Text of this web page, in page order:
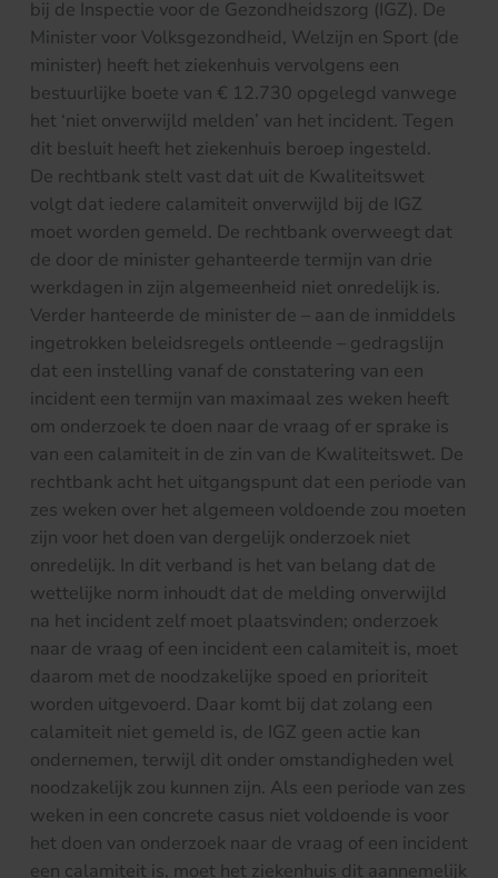
bij de Inspectie voor de Gezondheidszorg (IGZ). De
Minister voor Volksgezondheid, Welzijn en Sport (de
minister) heeft het ziekenhuis vervolgens een
bestuurlijke boete van € 12.730 opgelegd vanwege
het ‘niet onverwijld melden’ van het incident. Tegen
dit besluit heeft het ziekenhuis beroep ingesteld.
De rechtbank stelt vast dat uit de Kwaliteitswet
volgt dat iedere calamiteit onverwijld bij de IGZ
moet worden gemeld. De rechtbank overweegt dat
de door de minister gehanteerde termijn van drie
werkdagen in zijn algemeenheid niet onredelijk is.
Verder hanteerde de minister de – aan de inmiddels
ingetrokken beleidsregels ontleende – gedragslijn
dat een instelling vanaf de constatering van een
incident een termijn van maximaal zes weken heeft
om onderzoek te doen naar de vraag of er sprake is
van een calamiteit in de zin van de Kwaliteitswet. De
rechtbank acht het uitgangspunt dat een periode van
zes weken over het algemeen voldoende zou moeten
zijn voor het doen van dergelijk onderzoek niet
onredelijk. In dit verband is het van belang dat de
wettelijke norm inhoudt dat de melding onverwijld
na het incident zelf moet plaatsvinden; onderzoek
naar de vraag of een incident een calamiteit is, moet
daarom met de noodzakelijke spoed en prioriteit
worden uitgevoerd. Daar komt bij dat zolang een
calamiteit niet gemeld is, de IGZ geen actie kan
ondernemen, terwijl dit onder omstandigheden wel
noodzakelijk zou kunnen zijn. Als een periode van zes
weken in een concrete casus niet voldoende is voor
het doen van onderzoek naar de vraag of een incident
een calamiteit is, moet het ziekenhuis dit aannemelijk